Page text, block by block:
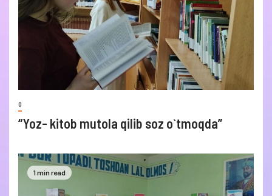
0
“Yoz- kitob mutola qilib soz o`tmoqda”
1 min read